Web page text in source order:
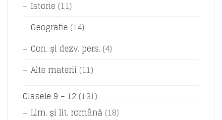
Istorie (11)
Geografie (14)
Con. și dezv. pers. (4)
Alte materii (11)
Clasele 9 – 12 (131)
Lim. și lit. română (18)